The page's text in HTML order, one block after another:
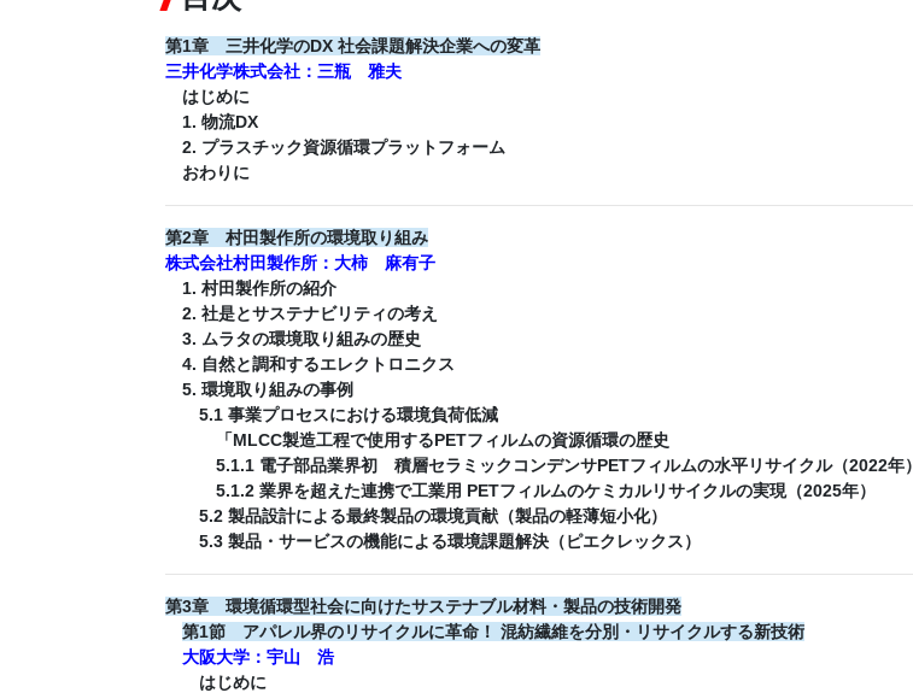
第1章 三井化学のDX 社会課題解決企業への変革
三井化学株式会社：三瓶 雅夫
はじめに
1. 物流DX
2. プラスチック資源循環プラットフォーム
おわりに
第2章 村田製作所の環境取り組み
株式会社村田製作所：大柿 麻有子
1. 村田製作所の紹介
2. 社是とサステナビリティの考え
3. ムラタの環境取り組みの歴史
4. 自然と調和するエレクトロニクス
5. 環境取り組みの事例
5.1 事業プロセスにおける環境負荷低減
「MLCC製造工程で使用するPETフィルムの資源循環の歴史
5.1.1 電子部品業界初 積層セラミックコンデンサPETフィルムの水平リサイクル（2022年）
5.1.2 業界を超えた連携で工業用 PETフィルムのケミカルリサイクルの実現（2025年）
5.2 製品設計による最終製品の環境貢献（製品の軽薄短小化）
5.3 製品・サービスの機能による環境課題解決（ピエクレックス）
第3章 環境循環型社会に向けたサステナブル材料・製品の技術開発
第1節 アパレル界のリサイクルに革命！ 混紡繊維を分別・リサイクルする新技術
大阪大学：宇山 浩
はじめに